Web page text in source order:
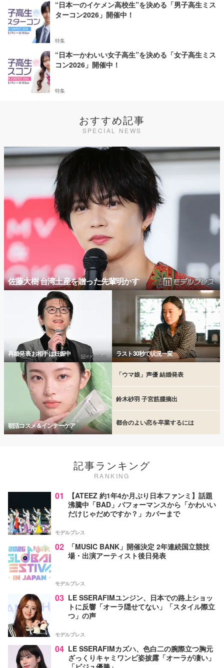
“日本一のイケメン高校生”を決める「男子高生ミス
ターコン2026」開催中！
特集
“日本一かわいい女子高生”を決める「女子高生ミス
コン2026」開催中！
特集
おすすめ記事
SPECIAL NEWS
佐藤大樹 台湾土産を贈った先輩明かす
再婚発表 お相手は妊娠中 ラスト30秒で状況一変
朝活コスメ＆インナーケア
「ウマ娘」声優 結婚発表
鈴木砂羽 子宮筋腫摘出
都合のよい恋を卒業するには
記事ランキング
RANKING
01
【ATEEZ 約1年4か月ぶり日本ファンミ】話題
沸騰中「BAD」パフォーマンスから「かわいい
だけじゃだめですか？」カバーまで
モデルプレス
02
「MUSIC BANK」開催決定 2年連続国立競技
場・出演アーティスト後日発表
モデルプレス
03 LE SSERAFIMユンジン、日本での路上ショッ
トに反響「オーラ隠せてない」「スタイル際立
つ」の声
モデルプレス
04 LE SSERAFIMカズハ、色白二の腕際立つ胸元
ざっくりキャミワンピ姿披露「オーラが凄い」